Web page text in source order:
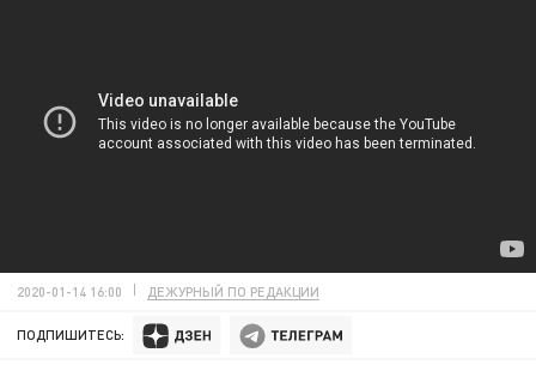
2020-01-14 16:00 ДЕЖУРНЫЙ ПО РЕДАКЦИИ
ПОДПИШИТЕСЬ: